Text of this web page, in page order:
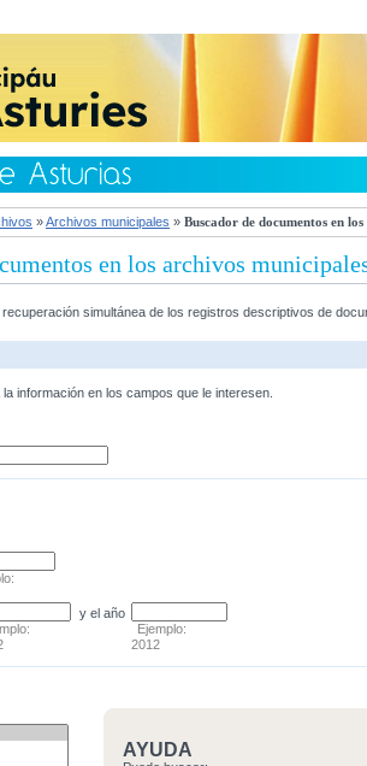
»Archivos municipales » Buscador de documentos en
en los archivos
simultánea de los registros descriptivos de
información en los campos que le interesen.
y el año
Ejemplo:
2012
AYUDA